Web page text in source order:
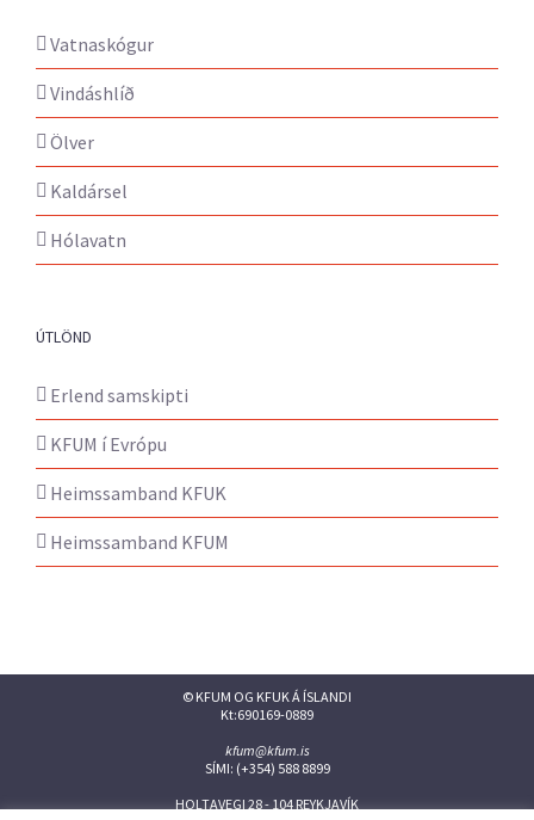
Vatnaskógur
Vindáshlíð
Ölver
Kaldársel
Hólavatn
ÚTLÖND
Erlend samskipti
KFUM í Evrópu
Heimssamband KFUK
Heimssamband KFUM
© KFUM OG KFUK Á ÍSLANDI
Kt:690169-0889
kfum@kfum.is
SÍMI: (+354) 588 8899
HOLTAVEGI 28 - 104 REYKJAVÍK